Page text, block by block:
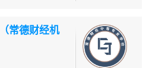
常德财经机